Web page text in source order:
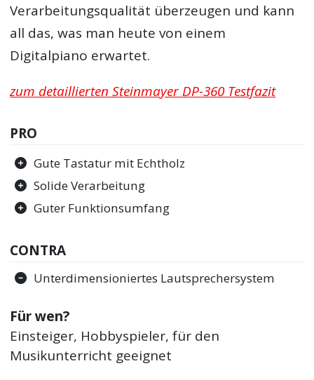
Verarbeitungsqualität überzeugen und kann
all das, was man heute von einem
Digitalpiano erwartet.
zum detaillierten Steinmayer DP-360 Testfazit
PRO
Gute Tastatur mit Echtholz
Solide Verarbeitung
Guter Funktionsumfang
CONTRA
Unterdimensioniertes Lautsprechersystem
Für wen?
Einsteiger, Hobbyspieler, für den
Musikunterricht geeignet